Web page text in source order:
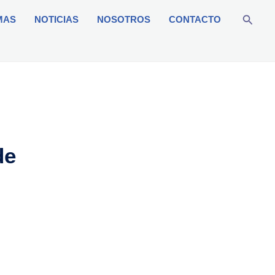
NOTICIAS NOSOTROS CONTACTO Buscar